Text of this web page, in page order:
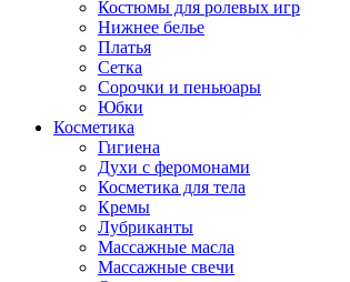
Костюмы для ролевых игр
Нижнее белье
Платья
Сетка
Сорочки и пеньюары
Юбки
Косметика
Гигиена
Духи с феромонами
Косметика для тела
Кремы
Лубриканты
Массажные масла
Массажные свечи